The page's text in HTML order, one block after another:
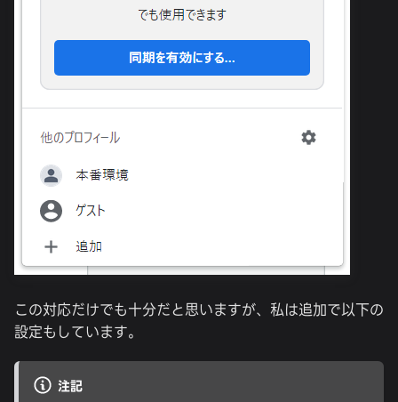
この対応だけでも十分だと思いますが、私は追加で以下の
設定もしています。
注記